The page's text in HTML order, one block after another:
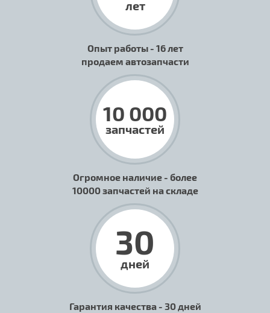
лет
Опыт работы - 16 лет
продаем автозапчасти
10 000
запчастей
Огромное наличие - более
10000 запчастей на складе
30
дней
Гарантия качества - 30 дней